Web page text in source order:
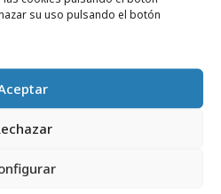
su uso pulsando el botón